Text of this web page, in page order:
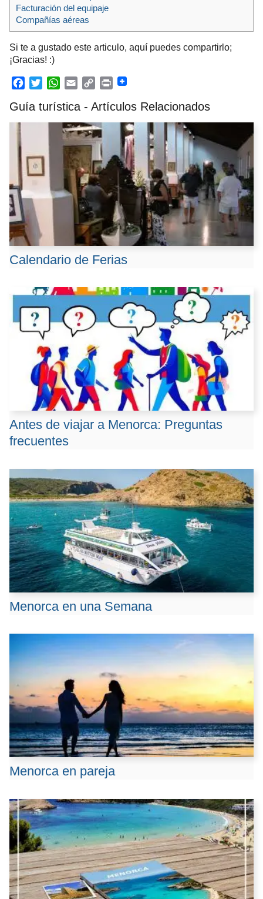
Facturación del equipaje
Compañías aéreas
Si te a gustado este articulo, aquí puedes compartirlo;
¡Gracias! :)
a
c
k
w
i
e
r
h
a
s
A
p
m
a
i
l
o
p
y
L
i
n
k
r
i
n
t
Guía turística - Artículos Relacionados
Calendario de Ferias
Antes de viajar a Menorca: Preguntas
frecuentes
Menorca en una Semana
Menorca en pareja